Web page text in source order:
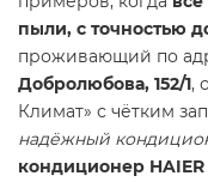
пыли, с точностью
проживающий по
Добролюбова, 152/1,
Климат» с чётким
надёжный
кондиционер HAIER